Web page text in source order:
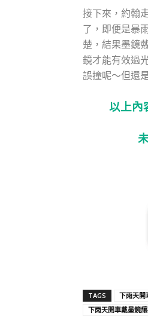
接下來，約翰
了，即便是暴
楚，結果墨鏡
鏡才能有效過
誤撞呢～但還
以上內
TAGS 下雨天開
下雨天開車戴墨鏡